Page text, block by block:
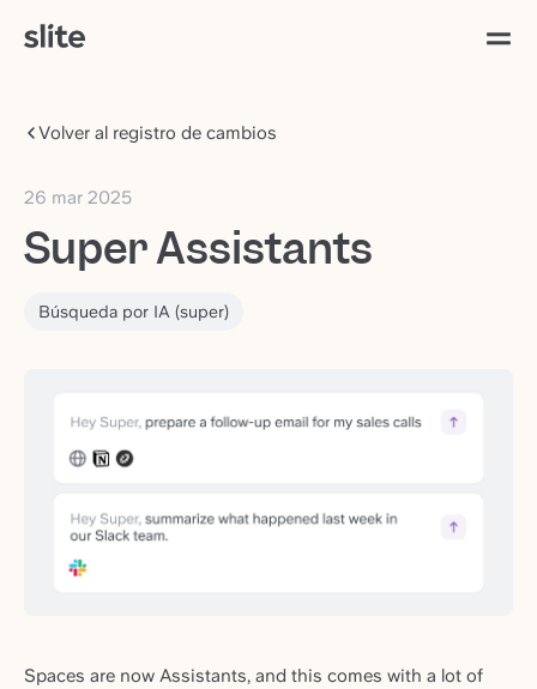
Volver al registro de cambios
26 mar 2025
Super Assistants
Búsqueda por IA (super)
Spaces are now Assistants, and this comes with a lot of